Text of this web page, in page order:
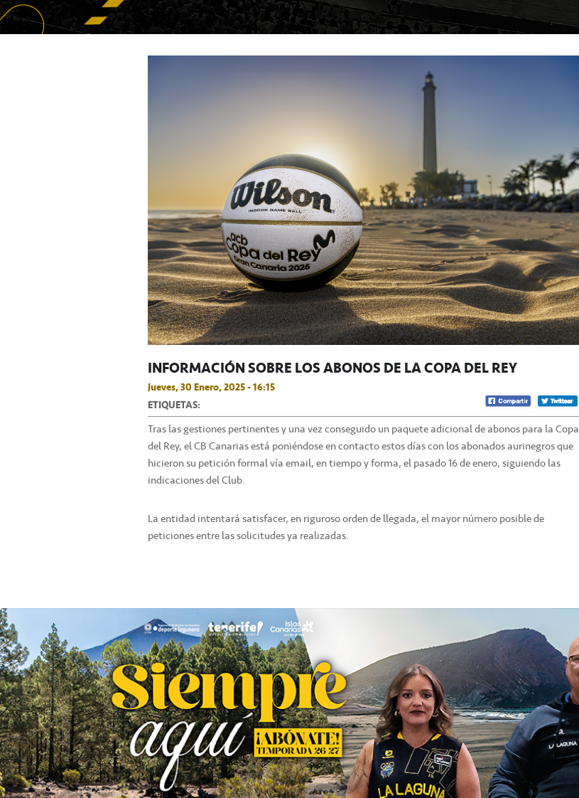
INFORMACIÓN SOBRE LOS ABONOS DE LA COPA DEL REY
Jueves, 30 Enero, 2025 - 16:15
ETIQUETAS:
Tras las gestiones pertinentes y una vez conseguido un paquete adicional de abonos para la Copa
del Rey, el CB Canarias está poniéndose en contacto estos días con los abonados aurinegros que
hicieron su petición formal vía email, en tiempo y forma, el pasado 16 de enero, siguiendo las
indicaciones del Club.
La entidad intentará satisfacer, en riguroso orden de llegada, el mayor número posible de
peticiones entre las solicitudes ya realizadas.